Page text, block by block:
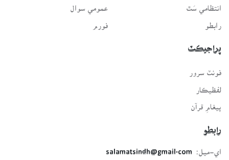
انتظامي سَٿ
رابطو
عمومي سوال
فورم
پراجيڪٽ
فونٽ سرور
لفظيڪار
پيغامِ قرآن
رابطو
اي-ميل:
salamatsindh@gmail.com